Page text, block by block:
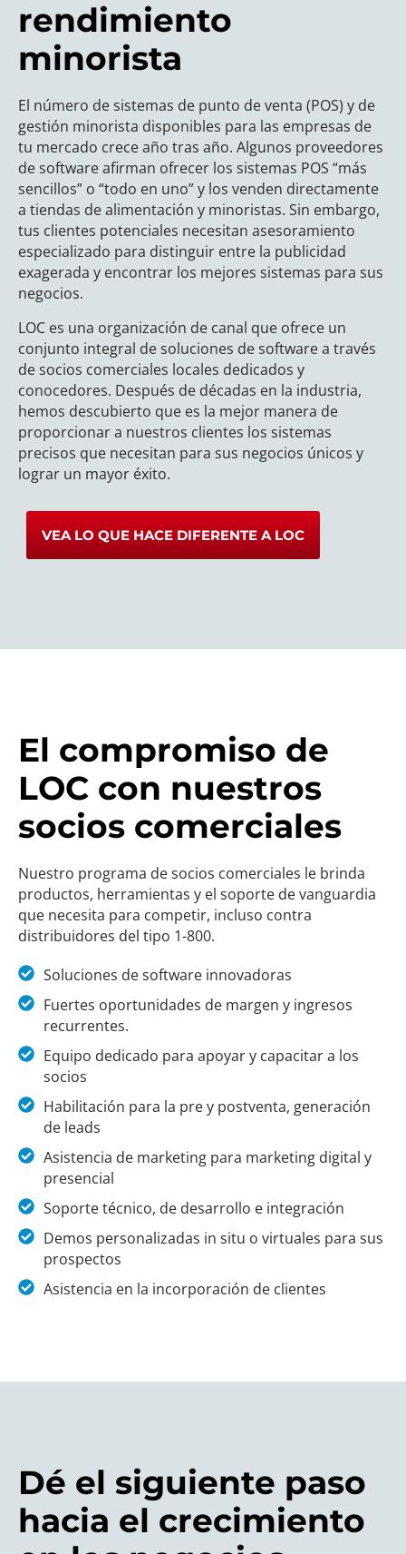
rendimiento
minorista
El número de sistemas de punto de venta (POS) y de
gestión minorista disponibles para las empresas de
tu mercado crece año tras año. Algunos proveedores
de software afirman ofrecer los sistemas POS “más
sencillos” o “todo en uno” y los venden directamente
a tiendas de alimentación y minoristas. Sin embargo,
tus clientes potenciales necesitan asesoramiento
especializado para distinguir entre la publicidad
exagerada y encontrar los mejores sistemas para sus
negocios.
LOC es una organización de canal que ofrece un
conjunto integral de soluciones de software a través
de socios comerciales locales dedicados y
conocedores. Después de décadas en la industria,
hemos descubierto que es la mejor manera de
proporcionar a nuestros clientes los sistemas
precisos que necesitan para sus negocios únicos y
lograr un mayor éxito.
VEA LO QUE HACE DIFERENTE A LOC
El compromiso de
LOC con nuestros
socios comerciales
Nuestro programa de socios comerciales le brinda
productos, herramientas y el soporte de vanguardia
que necesita para competir, incluso contra
distribuidores del tipo 1-800.
Soluciones de software innovadoras
Fuertes oportunidades de margen y ingresos
recurrentes.
Equipo dedicado para apoyar y capacitar a los
socios
Habilitación para la pre y postventa, generación
de leads
Asistencia de marketing para marketing digital y
presencial
Soporte técnico, de desarrollo e integración
Demos personalizadas in situ o virtuales para sus
prospectos
Asistencia en la incorporación de clientes
Dé el siguiente paso
hacia el crecimiento